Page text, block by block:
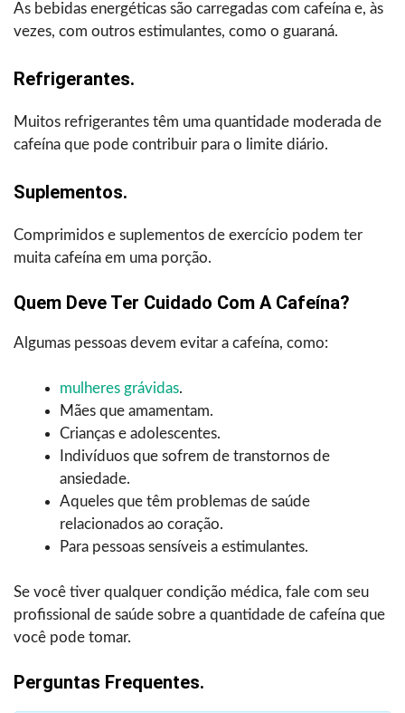
As bebidas energéticas são carregadas com cafeína e, às
vezes, com outros estimulantes, como o guaraná.
Refrigerantes.
Muitos refrigerantes têm uma quantidade moderada de
cafeína que pode contribuir para o limite diário.
Suplementos.
Comprimidos e suplementos de exercício podem ter
muita cafeína em uma porção.
Quem Deve Ter Cuidado Com A Cafeína?
Algumas pessoas devem evitar a cafeína, como:
mulheres grávidas.
Mães que amamentam.
Crianças e adolescentes.
Indivíduos que sofrem de transtornos de
ansiedade.
Aqueles que têm problemas de saúde
relacionados ao coração.
Para pessoas sensíveis a estimulantes.
Se você tiver qualquer condição médica, fale com seu
profissional de saúde sobre a quantidade de cafeína que
você pode tomar.
Perguntas Frequentes.